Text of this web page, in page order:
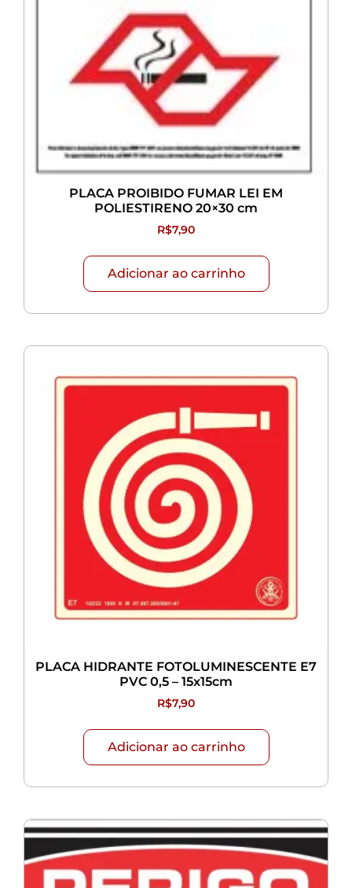
PLACA PROIBIDO FUMAR LEI EM
POLIESTIRENO 20×30 cm
R$7,90
Adicionar ao carrinho
PLACA HIDRANTE FOTOLUMINESCENTE E7
PVC 0,5 – 15x15cm
R$7,90
Adicionar ao carrinho